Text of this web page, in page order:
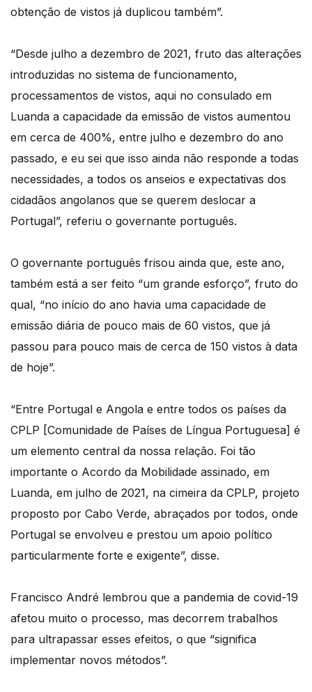
obtenção de vistos já duplicou também”.
“Desde julho a dezembro de 2021, fruto das alterações
introduzidas no sistema de funcionamento,
processamentos de vistos, aqui no consulado em
Luanda a capacidade da emissão de vistos aumentou
em cerca de 400%, entre julho e dezembro do ano
passado, e eu sei que isso ainda não responde a todas
necessidades, a todos os anseios e expectativas dos
cidadãos angolanos que se querem deslocar a
Portugal”, referiu o governante português.
O governante português frisou ainda que, este ano,
também está a ser feito “um grande esforço”, fruto do
qual, “no início do ano havia uma capacidade de
emissão diária de pouco mais de 60 vistos, que já
passou para pouco mais de cerca de 150 vistos à data
de hoje”.
“Entre Portugal e Angola e entre todos os países da
CPLP [Comunidade de Países de Língua Portuguesa] é
um elemento central da nossa relação. Foi tão
importante o Acordo da Mobilidade assinado, em
Luanda, em julho de 2021, na cimeira da CPLP, projeto
proposto por Cabo Verde, abraçados por todos, onde
Portugal se envolveu e prestou um apoio político
particularmente forte e exigente”, disse.
Francisco André lembrou que a pandemia de covid-19
afetou muito o processo, mas decorrem trabalhos
para ultrapassar esses efeitos, o que “significa
implementar novos métodos”.